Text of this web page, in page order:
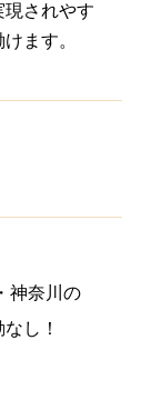
現されやす
ます。
神奈川の
し！